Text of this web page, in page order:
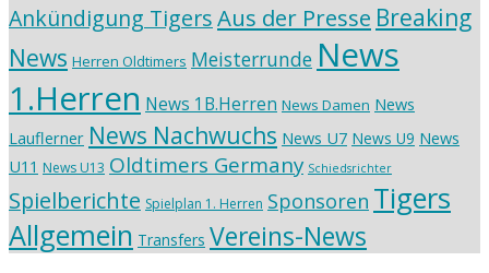
Ankündigung TigersAus der Presse Breaking
News Herren Oldtimers Meisterrunde News
1.Herren News 1B.Herren News Damen News
Lauflerner News Nachwuchs News U7 News U9 News
U11 News U13 Oldtimers Germany Schiedsrichter
Spielberichte Spielplan 1. Herren Sponsoren Tigers
Allgemein Transfers Vereins-News